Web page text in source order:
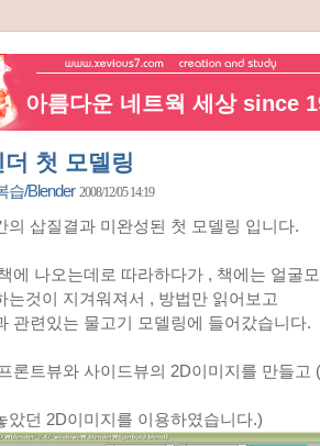
아름다운 네트웍 세상 since
더 첫 모델링
습/Blender 2008/12/05 14:19
의 삽질결과 미완성된 첫 모델링 입니다.
에 나오는데로 따라하다가 , 책에는 얼굴
는것이 지겨워져서 , 방법만 읽어보고
관련있는 물고기 모델링에 들어갔습니다.
론트뷰와 사이드뷰의 2D이미지를 만들고
았던 2D이미지를 이용하였습니다.)